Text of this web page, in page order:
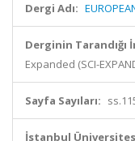
Dergi Adı:
Derginin Tarandığı
Expanded (SCI-
Sayfa Sayıları:
İstanbul